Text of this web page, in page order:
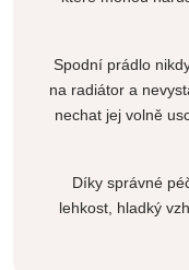
Spodní prádlo
na radiátor a
nechat jej volně
Díky správné
lehkost, hladký